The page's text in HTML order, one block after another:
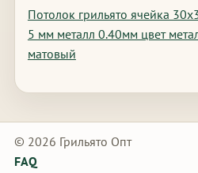
Потолок грильято ячейка
5 мм металл 0.40мм цвет
матовый
© 2026 Грильято Опт
FAQ